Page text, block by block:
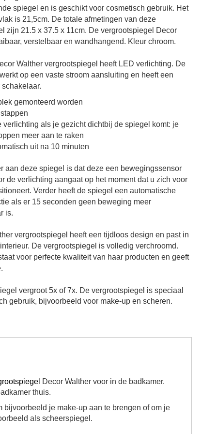
spiegel en is geschikt voor cosmetisch gebruik. Het
is 21,5cm. De totale afmetingen van deze
zijn 21.5 x 37.5 x 11cm. De vergrootspiegel Decor
verstelbaar en wandhangend. Kleur chroom.
Walther vergrootspiegel heeft LED verlichting. De
op een vaste stroom aansluiting en heeft een
gemonteerd worden
verlichting als je gezicht dichtbij de spiegel komt: je
meer aan te raken
uit na 10 minuten
aan deze spiegel is dat deze een bewegingssensor
de verlichting aangaat op het moment dat u zich voor
Verder heeft de spiegel een automatische
als er 15 seconden geen beweging meer
is.
vergrootspiegel heeft een tijdloos design en past in
De vergrootspiegel is volledig verchroomd.
voor perfecte kwaliteit van haar producten en geeft
vergroot 5x of 7x. De vergrootspiegel is speciaal
gebruik, bijvoorbeeld voor make-up en scheren.
Decor Walther voor in de badkamer.
thuis.
je make-up aan te brengen of om je
als scheerspiegel.